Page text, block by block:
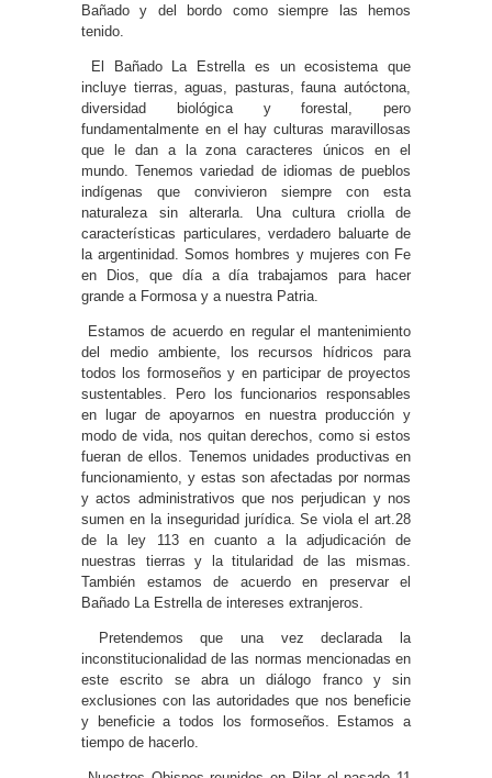
Bañado y del bordo como siempre las hemos
tenido.
El Bañado La Estrella es un ecosistema que
incluye tierras, aguas, pasturas, fauna autóctona,
diversidad biológica y forestal, pero
fundamentalmente en el hay culturas maravillosas
que le dan a la zona caracteres únicos en el
mundo. Tenemos variedad de idiomas de pueblos
indígenas que convivieron siempre con esta
naturaleza sin alterarla. Una cultura criolla de
características particulares, verdadero baluarte de
la argentinidad. Somos hombres y mujeres con Fe
en Dios, que día a día trabajamos para hacer
grande a Formosa y a nuestra Patria.
Estamos de acuerdo en regular el mantenimiento
del medio ambiente, los recursos hídricos para
todos los formoseños y en participar de proyectos
sustentables. Pero los funcionarios responsables
en lugar de apoyarnos en nuestra producción y
modo de vida, nos quitan derechos, como si estos
fueran de ellos. Tenemos unidades productivas en
funcionamiento, y estas son afectadas por normas
y actos administrativos que nos perjudican y nos
sumen en la inseguridad jurídica. Se viola el art.28
de la ley 113 en cuanto a la adjudicación de
nuestras tierras y la titularidad de las mismas.
También estamos de acuerdo en preservar el
Bañado La Estrella de intereses extranjeros.
Pretendemos que una vez declarada la
inconstitucionalidad de las normas mencionadas en
este escrito se abra un diálogo franco y sin
exclusiones con las autoridades que nos beneficie
y beneficie a todos los formoseños. Estamos a
tiempo de hacerlo.